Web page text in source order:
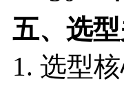
五、选
1. 选型